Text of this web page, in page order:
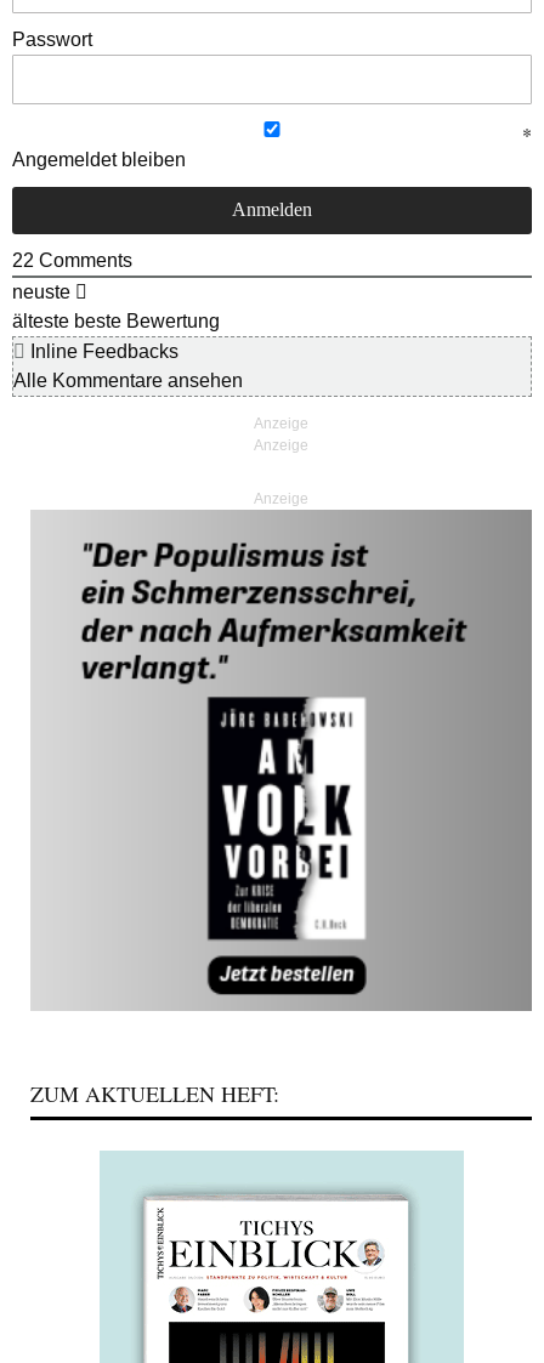
Passwort
Angemeldet bleiben
22 Comments
neuste
älteste beste Bewertung
Inline Feedbacks
Alle Kommentare ansehen
Anzeige
ZUM AKTUELLEN HEFT: